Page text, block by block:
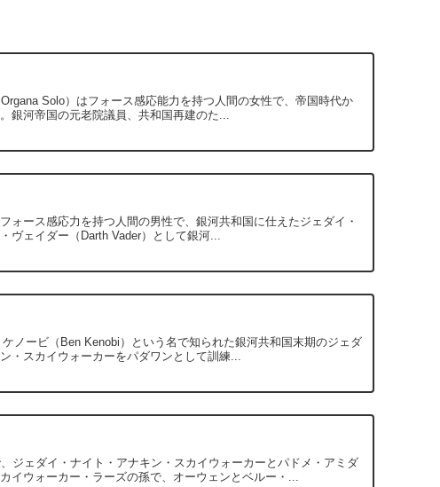
Solo）はフォース感応能力を持つ人間の女性で、帝国時代か
銀河帝国の元老院議員、共和国再建のた...
ース感応力を持つ人間の男性で、銀河共和国に仕えたジェダイ・
ェイダー（Darth Vader）として銀河...
ノービ（Ben Kenobi）という名で知られた銀河共和国末期のジェダ
・スカイウォーカーをパダワンとして訓練...
ジェダイ・ナイト・アナキン・スカイウォーカーとパドメ・アミダ
イウォーカー・ラーズの孫で、オーウェンとベルー・...